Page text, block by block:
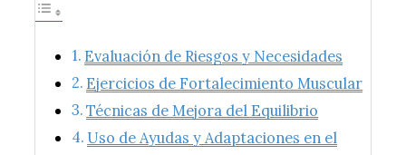
Evaluación de Riesgos y Necesidades
Ejercicios de Fortalecimiento Muscular
Técnicas de Mejora del Equilibrio
Uso de Ayudas y Adaptaciones en el